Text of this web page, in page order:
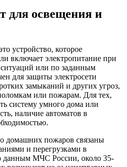
для освещения и
устройство, которое
включает электропитание при
или по заданным
для защиты электросети
замыканий и других угроз,
или пожарам. Для тех,
систему умного дома или
наличие автоматов в
домашних пожаров связаны
и перегрузками в
данным МЧС России, около 35-